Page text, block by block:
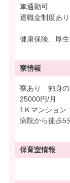
車通勤可
退職金制度あり
健康保険、厚
寮情報
寮あり 独身の
25000円/月
1Ｋマンショ
病院から徒歩5
保育室情報